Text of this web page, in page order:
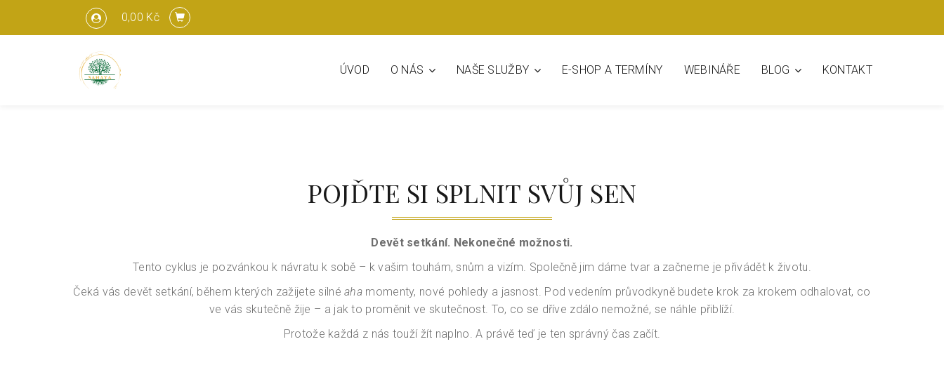
0,00 Kč
ÚVOD O NÁS NAŠE SLUŽBY E-SHOP A TERMÍNY WEBINÁŘE BLOG KONTAKT
POJĎTE SI SPLNIT SVŮJ SEN
Devět setkání. Nekonečné možnosti.
Tento cyklus je pozvánkou k návratu k sobě – k vašim touhám, snům a vizím. Společně jim dáme tvar a začneme je přivádět k životu.
Čeká vás devět setkání, během kterých zažijete silnéaha momenty, nové pohledy a jasnost. Pod vedením průvodkyně budete krok za krokem odhalovat, co
ve vás skutečně žije – a jak to proměnit ve skutečnost. To, co se dříve zdálo nemožné, se náhle přiblíží.
Protože každá z nás touží žít naplno. A právě teď je ten správný čas začít.